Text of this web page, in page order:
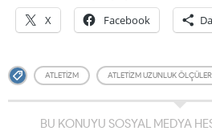
X Facebook
ATLETIZM ATLETIZM UZUNLUK
BU KONUYU SOSYAL MEDYA